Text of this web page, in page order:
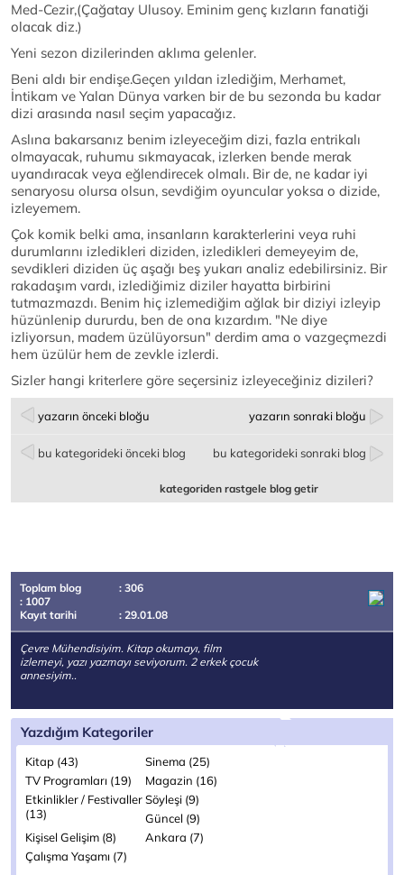
Med-Cezir,(Çağatay Ulusoy. Eminim genç kızların fanatiği
olacak diz.)
Yeni sezon dizilerinden aklıma gelenler.
Beni aldı bir endişe.Geçen yıldan izlediğim, Merhamet,
İntikam ve Yalan Dünya varken bir de bu sezonda bu kadar
dizi arasında nasıl seçim yapacağız.
Aslına bakarsanız benim izleyeceğim dizi, fazla entrikalı
olmayacak, ruhumu sıkmayacak, izlerken bende merak
uyandıracak veya eğlendirecek olmalı. Bir de, ne kadar iyi
senaryosu olursa olsun, sevdiğim oyuncular yoksa o dizide,
izleyemem.
Çok komik belki ama, insanların karakterlerini veya ruhi
durumlarını izledikleri diziden, izledikleri demeyeyim de,
sevdikleri diziden üç aşağı beş yukarı analiz edebilirsiniz. Bir
rakadaşım vardı, izlediğimiz diziler hayatta birbirini
tutmazmazdı. Benim hiç izlemediğim ağlak bir diziyi izleyip
hüzünlenip dururdu, ben de ona kızardım. "Ne diye
izliyorsun, madem üzülüyorsun" derdim ama o vazgeçmezdi
hem üzülür hem de zevkle izlerdi.
Sizler hangi kriterlere göre seçersiniz izleyeceğiniz dizileri?
yazarın önceki bloğu yazarın sonraki bloğu
bu kategorideki önceki blog bu kategorideki sonraki blog
kategoriden rastgele blog getir
Toplam blog
: 306
: 1007
Kayıt tarihi
: 29.01.08
Çevre Mühendisiyim. Kitap okumayı, film
izlemeyi, yazı yazmayı seviyorum. 2 erkek çocuk
annesiyim..
Yazdığım Kategoriler
Kitap (43)
Sinema (25)
TV Programları (19)
Magazin (16)
Etkinlikler / Festivaller
(13)
Söyleşi (9)
Güncel (9)
Kişisel Gelişim (8)
Ankara (7)
Çalışma Yaşamı (7)